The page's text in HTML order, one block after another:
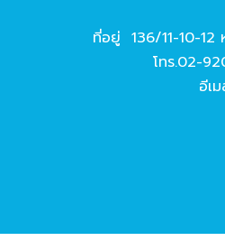
ที่อยู่ 136/11-10-12
โทร.02-
อีเ